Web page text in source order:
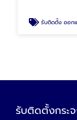
รับติดตั้ง ออก
รับติดตั้งกระ